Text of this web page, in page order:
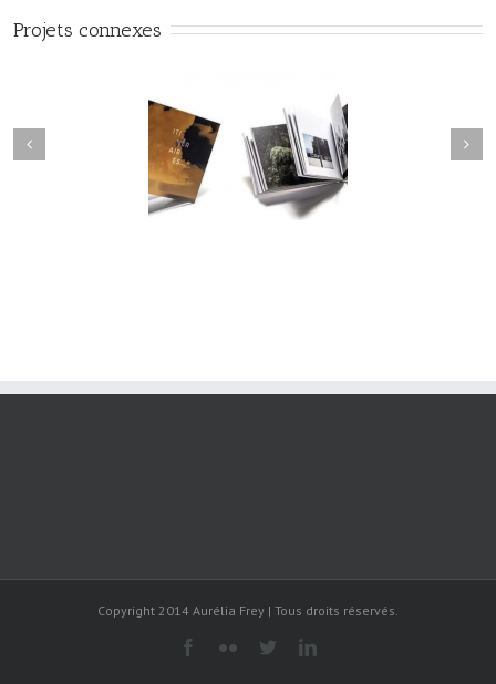
Projets connexes
/ Collectif /
Éditions Loco
Seamus Heaney / Poèmes de
la tourbe / Revue Ce qui
Copyright 2014 Aurélia Frey | Tous droits réservés.